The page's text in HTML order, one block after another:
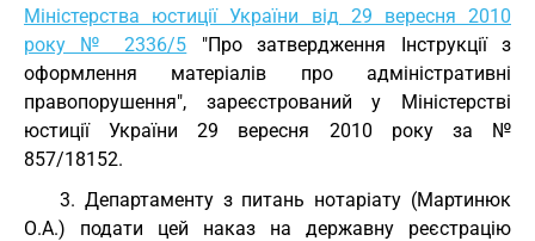
Міністерства юстиції України від 29 вересня 2010
року № 2336/5 "Про затвердження Інструкції з
оформлення матеріалів про адміністративні
правопорушення", зареєстрований у Міністерстві
юстиції України 29 вересня 2010 року за №
857/18152.
3. Департаменту з питань нотаріату (Мартинюк
О.А.) подати цей наказ на державну реєстрацію